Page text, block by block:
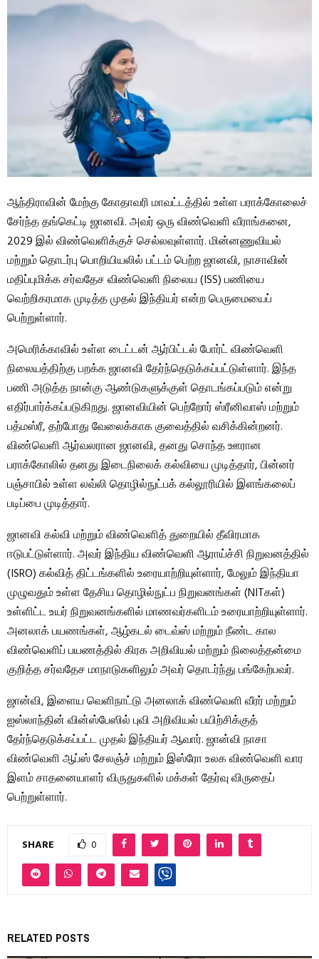
ஆந்திராவின் மேற்கு கோதாவரி மாவட்டத்தில் உள்ள பராக்கோலைச்
சேர்ந்த தங்கெட்டி ஜானவி. அவர் ஒரு விண்வெளி வீராங்கனை,
2029 இல் விண்வெளிக்குச் செல்லவுள்ளார். மின்னணுவியல்
மற்றும் தொடர்பு பொறியியலில் பட்டம் பெற்ற ஜானவி, நாசாவின்
மதிப்புமிக்க சர்வதேச விண்வெளி நிலைய (ISS) பணியை
வெற்றிகரமாக முடித்த முதல் இந்தியர் என்ற பெருமையைப்
பெற்றுள்ளார்.
அமெரிக்காவில் உள்ள டைட்டன் ஆர்பிட்டல் போர்ட் விண்வெளி
நிலையத்திற்கு பறக்க ஜானவி தேர்ந்தெடுக்கப்பட்டுள்ளார். இந்த
பணி அடுத்த நான்கு ஆண்டுகளுக்குள் தொடங்கப்படும் என்று
எதிர்பார்க்கப்படுகிறது. ஜானவியின் பெற்றோர் ஸ்ரீனிவாஸ் மற்றும்
பத்மஸ்ரீ, தற்போது வேலைக்காக குவைத்தில் வசிக்கின்றனர்.
விண்வெளி ஆர்வலரான ஜானவி, தனது சொந்த ஊரான
பராக்கோலில் தனது இடைநிலைக் கல்வியை முடித்தார், பின்னர்
பஞ்சாபில் உள்ள லவ்லி தொழில்நுட்பக் கல்லூரியில் இளங்கலைப்
படிப்பை முடித்தார்.
ஜானவி கல்வி மற்றும் விண்வெளித் துறையில் தீவிரமாக
ஈடுபட்டுள்ளார். அவர் இந்திய விண்வெளி ஆராய்ச்சி நிறுவனத்தில்
(ISRO) கல்வித் திட்டங்களில் உரையாற்றியுள்ளார், மேலும் இந்தியா
முழுவதும் உள்ள தேசிய தொழில்நுட்ப நிறுவனங்கள் (NITகள்)
உள்ளிட்ட உயர் நிறுவனங்களில் மாணவர்களிடம் உரையாற்றியுள்ளார்.
அனலாக் பயணங்கள், ஆழ்கடல் டைவ்ஸ் மற்றும் நீண்ட கால
விண்வெளிப் பயணத்தில் கிரக அறிவியல் மற்றும் நிலைத்தன்மை
குறித்த சர்வதேச மாநாடுகளிலும் அவர் தொடர்ந்து பங்கேற்பவர்.
ஜான்வி, இளைய வெளிநாட்டு அனலாக் விண்வெளி வீரர் மற்றும்
ஐஸ்லாந்தின் வின்ஸ்பேஸில் புவி அறிவியல் பயிற்சிக்குத்
தேர்ந்தெடுக்கப்பட்ட முதல் இந்தியர் ஆவார். ஜான்வி நாசா
விண்வெளி ஆப்ஸ் சேலஞ்ச் மற்றும் இஸ்ரோ உலக விண்வெளி வார
இளம் சாதனையாளர் விருதுகளில் மக்கள் தேர்வு விருதைப்
பெற்றுள்ளார்.
SHARE 0
RELATED POSTS